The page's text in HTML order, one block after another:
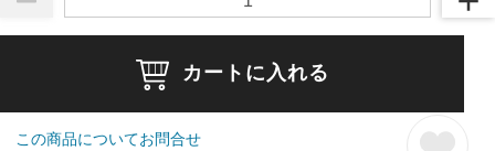
カートに入れる
この商品についてお問合せ